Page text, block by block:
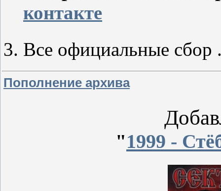
контакте
Все официальные сбор
Пополнение архива
"1999 -